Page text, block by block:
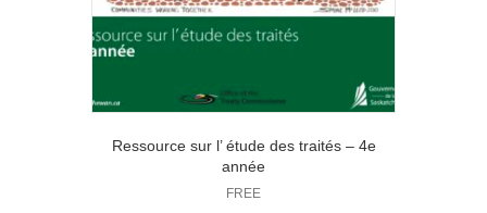
Ressource sur l’ étude des traités – 4e
année
FREE